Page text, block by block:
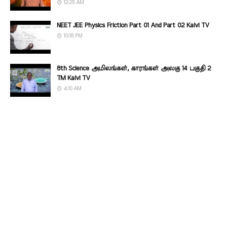
12:25 AM
NEET JEE Physics Friction Part 01 And Part 02 Kalvi TV
10:18 PM
8th Science அமிலங்கள், காரங்கள் அலகு 14 பகுதி 2
TM Kalvi TV
4:10 AM